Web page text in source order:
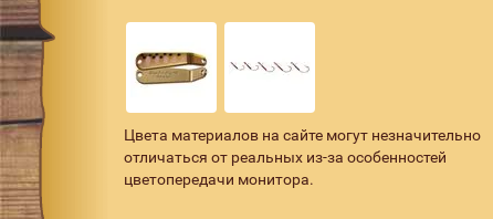
Цвета материалов на сайте могут незначительно
отличаться от реальных из-за особенностей
цветопередачи монитора.